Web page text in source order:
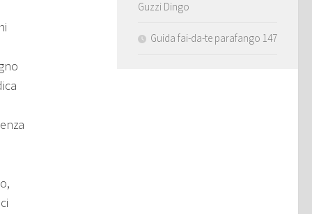
Guzzi Dingo
Guida fai-da-te parafango 147